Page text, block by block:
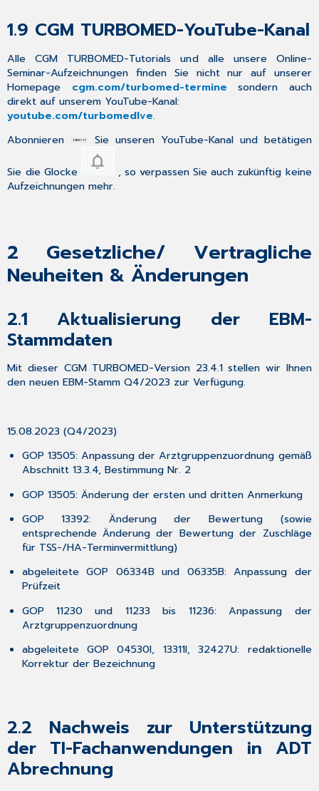
10
übernommen
3.4
Desktop-
Objekte
-
Timer
Ausbau
PRAXISCHECK
3.6
Versand
3.7
Anpassung
mehrseitiger
Formulare
3.8
Entfernung
der
ICD
der
/
AU
3.9
Formulare
3.10
Umsetzung
von
Kundenwünschen
Neue
Formulare
Meldebögen
Krebsregister
Mecklenburg-
Neues
PDF
Augenärztliche
integriert
1.9 CGM TURBOMED-YouTube-Kanal
Alle CGM TURBOMED-Tutorials und alle unsere Online-
Seminar-Aufzeichnungen finden Sie nichtnur auf unserer
Homepage cgm.com/turbomed-termine sondern auch
direkt auf unserem YouTube-Kanal:
youtube.com/turbomedlve.
Abonnieren
Sie unseren YouTube-Kanal und betätigen
Sie die Glocke , so verpassen Sie auch zukünftig keine
Aufzeichnungen mehr.
2 Gesetzliche/ Vertragliche
Neuheiten & Änderungen
2.1 Aktualisierung der EBM-
Stammdaten
Mit dieser CGM TURBOMED-Version 23.4.1 stellen wir Ihnen
den neuen EBM-Stamm Q4/2023 zur Verfügung.
15.08.2023 (Q4/2023)
GOP 13505: Anpassung der Arztgruppenzuordnung gemäß
Abschnitt 13.3.4, Bestimmung Nr. 2
GOP 13505: Änderung der ersten und dritten Anmerkung
GOP 13392: Änderung der Bewertung (sowie
entsprechende Änderung der Bewertung der Zuschläge
für TSS-/HA-Terminvermittlung)
abgeleitete GOP 06334B und 06335B: Anpassung der
Prüfzeit
GOP 11230 und 11233 bis 11236: Anpassung der
Arztgruppenzuordnung
abgeleitete GOP 04530I, 13311I, 32427U: redaktionelle
Korrektur der Bezeichnung
2.2 Nachweis zur Unterstützung
der TI-Fachanwendungen in ADT
Abrechnung